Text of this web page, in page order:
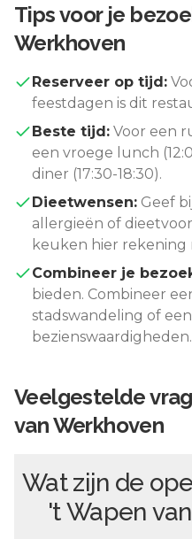
Tips voor je
Werkhoven
Reserveer op tijd:
feestdagen is dit
Beste tijd: Voor een
een vroege lunch
diner (17:30-18:30).
Dieetwensen: Geef
allergieën of
keuken hier rekening
Combineer je
bieden. Combineer
stadswandeling of
bezienswaardigheden.
Veelgestelde
van Werkhoven
Wat zijn de
't Wapen